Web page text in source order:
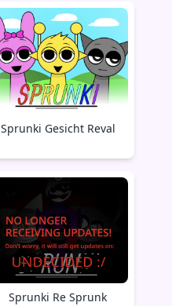
Sprunki Gesicht Reval
Sprunki Re Sprunk